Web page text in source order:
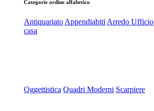
Categorie ordine alfabetico
Antiquariato Appendiabiti Arredo Ufficio
casa
Oggettistica Quadri Moderni Scarpiere